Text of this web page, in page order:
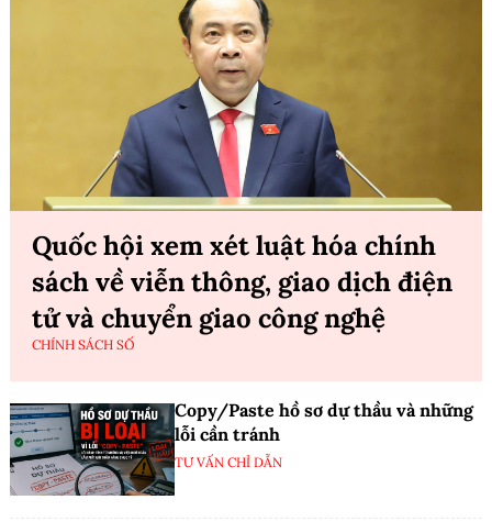
Quốc hội xem xét luật hóa chính
sách về viễn thông, giao dịch điện
tử và chuyển giao công nghệ
CHÍNH SÁCH SỐ
Copy/Paste hồ sơ dự thầu và những
lỗi cần tránh
TƯ VẤN CHỈ DẪN